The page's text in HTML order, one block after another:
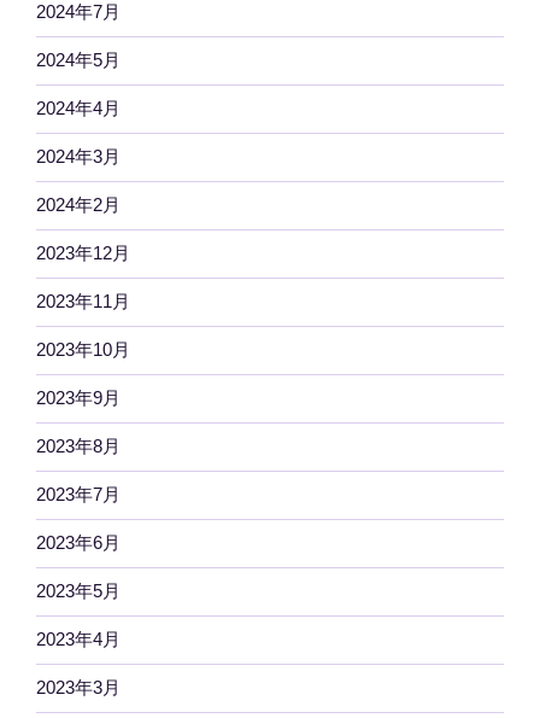
2024年7月
2024年5月
2024年4月
2024年3月
2024年2月
2023年12月
2023年11月
2023年10月
2023年9月
2023年8月
2023年7月
2023年6月
2023年5月
2023年4月
2023年3月